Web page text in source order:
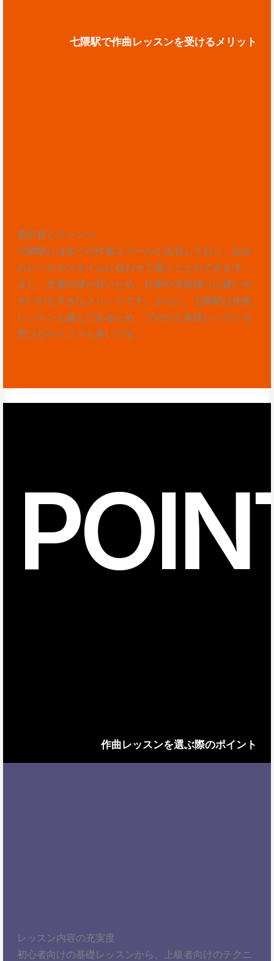
七隈駅で作曲レッスンを受けるメリット
選択肢とチャンス
七隈駅には多くの作曲スクールが点在しており、自分
のレベルやスタイルに合わせて選ぶことができます。
また、交通の便が良いため、仕事や学校帰りに通いや
すいのも大きなメリットです。さらに、七隈駅は作曲
レッスンも盛んであるため、プロから直接レッスンを
受けるチャンスも多いです。
作曲レッスンを選ぶ際のポイント
レッスン内容の充実度
初心者向けの基礎レッスンから、上級者向けのテクニ